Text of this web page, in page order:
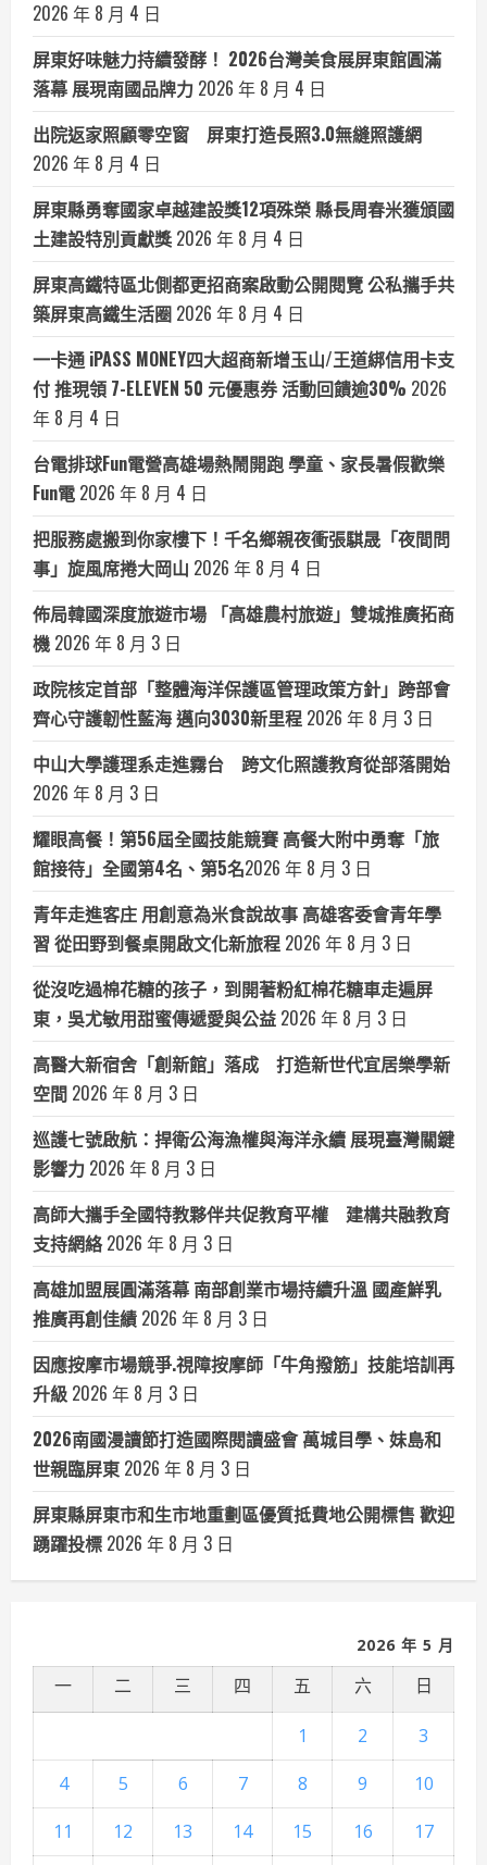
2026 年 8 月 4 日
屏東好味魅力持續發酵！ 2026台灣美食展屏東館圓滿
落幕 展現南國品牌力 2026 年 8 月 4 日
出院返家照顧零空窗 屏東打造長照3.0無縫照護網
2026 年 8 月 4 日
屏東縣勇奪國家卓越建設獎12項殊榮 縣長周春米獲頒國
土建設特別貢獻獎 2026 年 8 月 4 日
屏東高鐵特區北側都更招商案啟動公開閱覽 公私攜手共
築屏東高鐵生活圈 2026 年 8 月 4 日
一卡通 iPASS MONEY四大超商新增玉山/王道綁信用卡支
付 推現領 7-ELEVEN 50 元優惠券 活動回饋逾30% 2026
年 8 月 4 日
台電排球Fun電營高雄場熱鬧開跑 學童、家長暑假歡樂
Fun電 2026 年 8 月 4 日
把服務處搬到你家樓下！千名鄉親夜衝張騏晟「夜間問
事」旋風席捲大岡山 2026 年 8 月 4 日
佈局韓國深度旅遊市場 「高雄農村旅遊」雙城推廣拓商
機 2026 年 8 月 3 日
政院核定首部「整體海洋保護區管理政策方針」跨部會
齊心守護韌性藍海 邁向3030新里程 2026 年 8 月 3 日
中山大學護理系走進霧台 跨文化照護教育從部落開始
2026 年 8 月 3 日
耀眼高餐！第56屆全國技能競賽 高餐大附中勇奪「旅
館接待」全國第4名、第5名​2026 年 8 月 3 日
青年走進客庄 用創意為米食說故事 高雄客委會青年學
習 從田野到餐桌開啟文化新旅程 2026 年 8 月 3 日
從沒吃過棉花糖的孩子，到開著粉紅棉花糖車走遍屏
東，吳尤敏用甜蜜傳遞愛與公益 2026 年 8 月 3 日
高醫大新宿舍「創新館」落成 打造新世代宜居樂學新
空間 2026 年 8 月 3 日
巡護七號啟航：捍衛公海漁權與海洋永續 展現臺灣關鍵
影響力 2026 年 8 月 3 日
高師大攜手全國特教夥伴共促教育平權 建構共融教育
支持網絡 2026 年 8 月 3 日
高雄加盟展圓滿落幕 南部創業市場持續升溫 國產鮮乳
推廣再創佳績 2026 年 8 月 3 日
因應按摩市場競爭.視障按摩師「牛角撥筋」技能培訓再
升級 2026 年 8 月 3 日
2026南國漫讀節打造國際閱讀盛會 萬城目學、妹島和
世親臨屏東 2026 年 8 月 3 日
屏東縣屏東市和生市地重劃區優質抵費地公開標售 歡迎
踴躍投標 2026 年 8 月 3 日
2026 年 5 月
一 二 三 四 五 六 日
1 2
3
4
5 6 7 8 9
10
11
12 13 14 15 16
17